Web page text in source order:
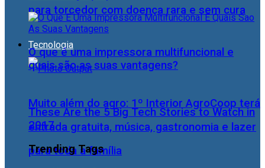
para torcedor com doença rara e sem cura
Tecnologia
Muito além do agro: 1º Interior AgroCoop terá
entrada gratuita, música, gastronomia e lazer
para toda a família
O que é uma impressora multifuncional e
quais são as suas vantagens?
These Are the 5 Big Tech Stories to Watch in
2017
Trending Tags